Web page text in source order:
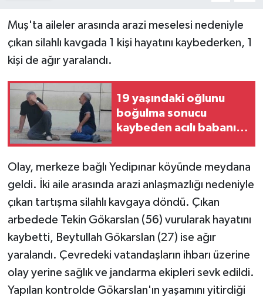
Muş'ta aileler arasında arazi meselesi nedeniyle
çıkan silahlı kavgada 1 kişi hayatını kaybederken, 1
kişi de ağır yaralandı.
19 yaşındaki oğlunu
boğulma sonucu
kaybeden acılı babanın
Olay, merkeze bağlı Yedipınar köyünde meydana
geldi. İki aile arasında arazi anlaşmazlığı nedeniyle
çıkan tartışma silahlı kavgaya döndü. Çıkan
arbedede Tekin Gökarslan (56) vurularak hayatını
kaybetti, Beytullah Gökarslan (27) ise ağır
yaralandı. Çevredeki vatandaşların ihbarı üzerine
olay yerine sağlık ve jandarma ekipleri sevk edildi.
Yapılan kontrolde Gökarslan'ın yaşamını yitirdiği